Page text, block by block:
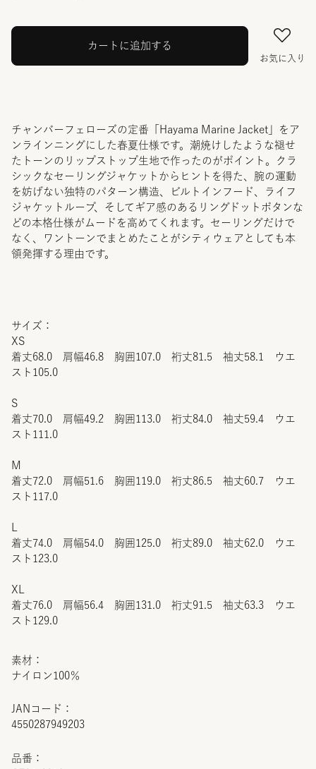
JANコード：
4550287949203
品番：
カートに追加する
お気に入り
チャンバーフェローズの定番「Hayama Marine Jacket」をア
ンラインニングにした春夏仕様です。潮焼けしたような褪せ
たトーンのリップストップ生地で作ったのがポイント。クラ
シックなセーリングジャケットからヒントを得た、腕の運動
を妨げない独特のパターン構造、ビルトインフード、ライフ
ジャケットループ、そしてギア感のあるリングドットボタンな
どの本格仕様がムードを高めてくれます。セーリングだけで
なく、ワントーンでまとめたことがシティウェアとしても本
領発揮する理由です。
サイズ：
XS
着丈68.0 肩幅46.8 胸囲107.0 裄丈81.5 袖丈58.1 ウエ
スト105.0
S
着丈70.0 肩幅49.2 胸囲113.0 裄丈84.0 袖丈59.4 ウエ
スト111.0
M
着丈72.0 肩幅51.6 胸囲119.0 裄丈86.5 袖丈60.7 ウエ
スト117.0
着丈74.0 肩幅54.0 胸囲125.0 裄丈89.0 袖丈62.0 ウエ
スト123.0
XL
着丈76.0 肩幅56.4 胸囲131.0 裄丈91.5 袖丈63.3 ウエ
スト129.0
素材：
ナイロン100％